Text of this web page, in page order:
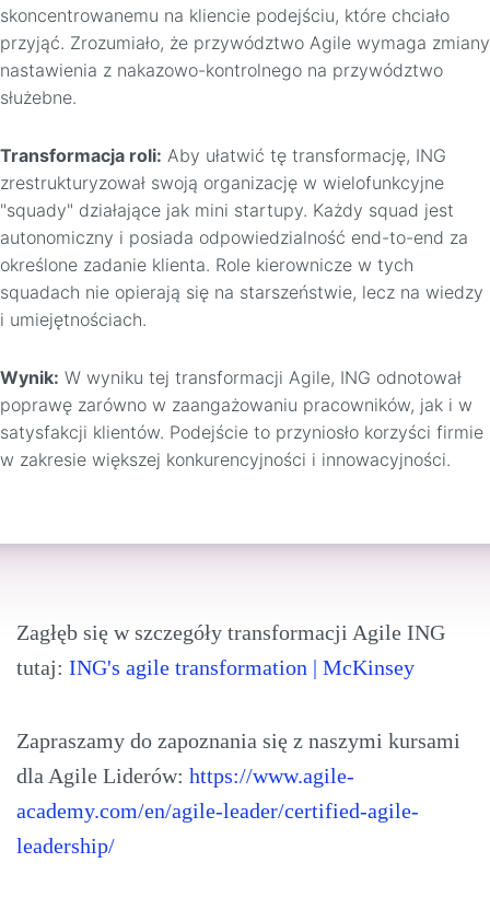
skoncentrowanemu na kliencie podejściu, które chciało
przyjąć. Zrozumiało, że przywództwo Agile wymaga zmiany
nastawienia z nakazowo-kontrolnego na przywództwo
służebne.
Transformacja roli: Aby ułatwić tę transformację, ING
zrestrukturyzował swoją organizację w wielofunkcyjne
"squady" działające jak mini startupy. Każdy squad jest
autonomiczny i posiada odpowiedzialność end-to-end za
określone zadanie klienta. Role kierownicze w tych
squadach nie opierają się na starszeństwie, lecz na wiedzy
i umiejętnościach.
Wynik: W wyniku tej transformacji Agile, ING odnotował
poprawę zarówno w zaangażowaniu pracowników, jak i w
satysfakcji klientów. Podejście to przyniosło korzyści firmie
w zakresie większej konkurencyjności i innowacyjności.
Zagłęb się w szczegóły transformacji Agile ING
tutaj: ING's agile transformation | McKinsey
Zapraszamy do zapoznania się z naszymi kursami
dla Agile Liderów: https://www.agile-
academy.com/en/agile-leader/certified-agile-
leadership/